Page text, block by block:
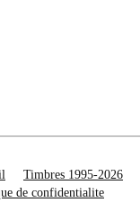
Timbres 1995-2026
de confidentialite